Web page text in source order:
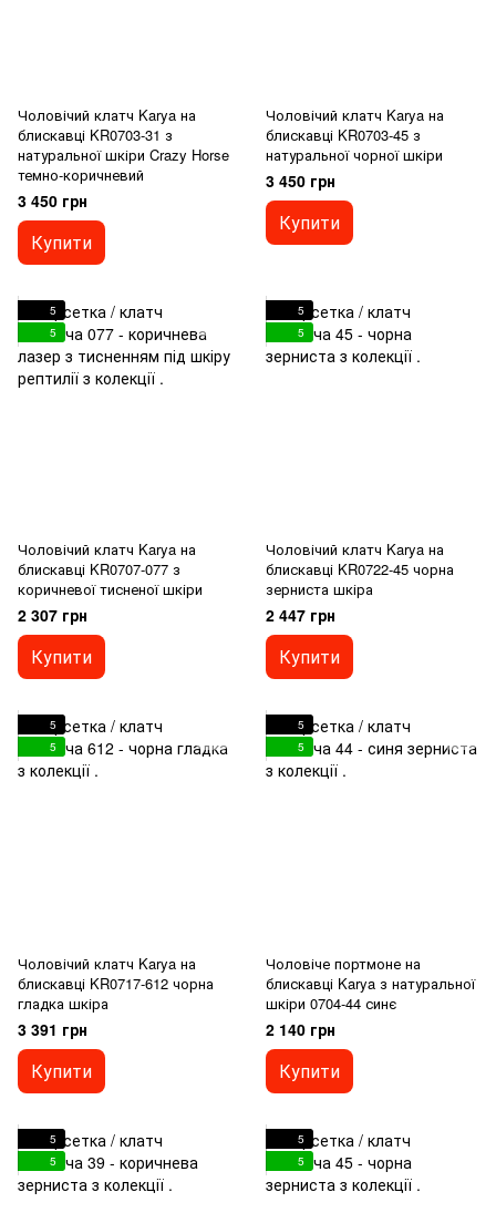
Чоловічий клатч Karya на
блискавці KR0703-31 з
натуральної шкіри Crazy Horse
темно-коричневий
3 450 грн
Купити
Чоловічий клатч Karya на
блискавці KR0703-45 з
натуральної чорної шкіри
3 450 грн
Купити
5
5
Чоловічий клатч Karya на
блискавці KR0707-077 з
коричневої тисненої шкіри
2 307 грн
Купити
5
5
Чоловічий клатч Karya на
блискавці KR0722-45 чорна
зерниста шкіра
2 447 грн
Купити
5
5
Чоловічий клатч Karya на
блискавці KR0717-612 чорна
гладка шкіра
3 391 грн
Купити
5
5
Чоловіче портмоне на
блискавці Karya з натуральної
шкіри 0704-44 синє
2 140 грн
Купити
5
5
5
5